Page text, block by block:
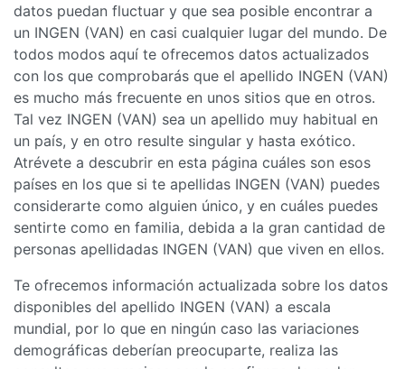
datos puedan fluctuar y que sea posible encontrar a
un INGEN (VAN) en casi cualquier lugar del mundo. De
todos modos aquí te ofrecemos datos actualizados
con los que comprobarás que el apellido INGEN (VAN)
es mucho más frecuente en unos sitios que en otros.
Tal vez INGEN (VAN) sea un apellido muy habitual en
un país, y en otro resulte singular y hasta exótico.
Atrévete a descubrir en esta página cuáles son esos
países en los que si te apellidas INGEN (VAN) puedes
considerarte como alguien único, y en cuáles puedes
sentirte como en familia, debida a la gran cantidad de
personas apellidadas INGEN (VAN) que viven en ellos.
Te ofrecemos información actualizada sobre los datos
disponibles del apellido INGEN (VAN) a escala
mundial, por lo que en ningún caso las variaciones
demográficas deberían preocuparte, realiza las